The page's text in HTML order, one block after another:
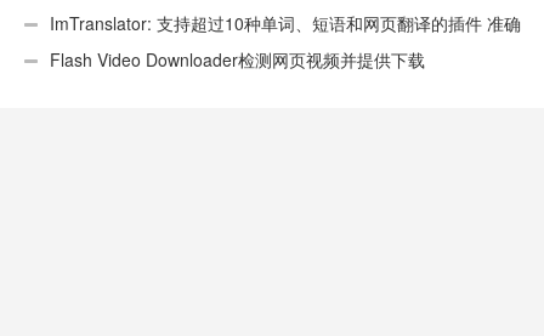
ImTranslator: 支持超过10种单词、短语和网页翻译的插件 准确
性不错Flash Video Downloader检测网页视频并提供下载